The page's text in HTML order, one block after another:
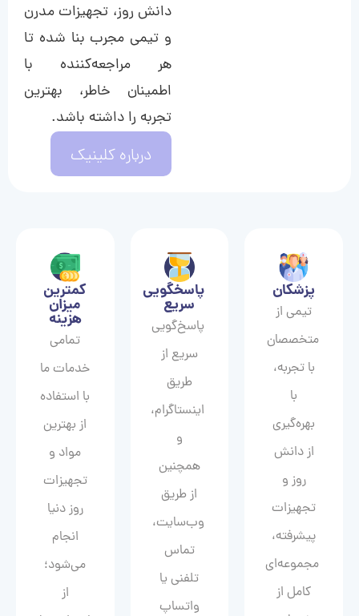
دانش روز، تجهیزات مدرن
و تیمی مجرب بنا شده تا
هر مراجعه‌کننده با
اطمینان خاطر، بهترین
تجربه را داشته باشد.
درباره کلینیک
پزشکان
تیمی از
متخصصان
با تجربه،
با
بهره‌گیری
از دانش
روز و
تجهیزات
پیشرفته،
مجموعه‌ای
کامل از
پاسخگویی
سریع
پاسخ‌گویی
سریع از
طریق
اینستاگرام،
و
همچنین
از طریق
وب‌سایت،
تماس
تلفنی یا
واتساپ
کمترین
میزان
هزینه
تمامی
خدمات ما
با استفاده
از بهترین
مواد و
تجهیزات
روز دنیا
انجام
می‌شود؛
از